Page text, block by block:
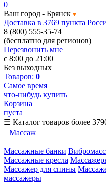
0
Ваш город - Брянск
Доставка в 3769 пункта
8 (800) 555-35-74
(бесплатно для регионов)
Перезвонить мне
с 8:00 до 21:00
Без выходных
Товаров: 0
Самое время
что-нибудь купить
Корзина
пуста
☰ Каталог товаров более
Массаж
Массажные банки
Массажные кресла
Массажер для спины
массажеры